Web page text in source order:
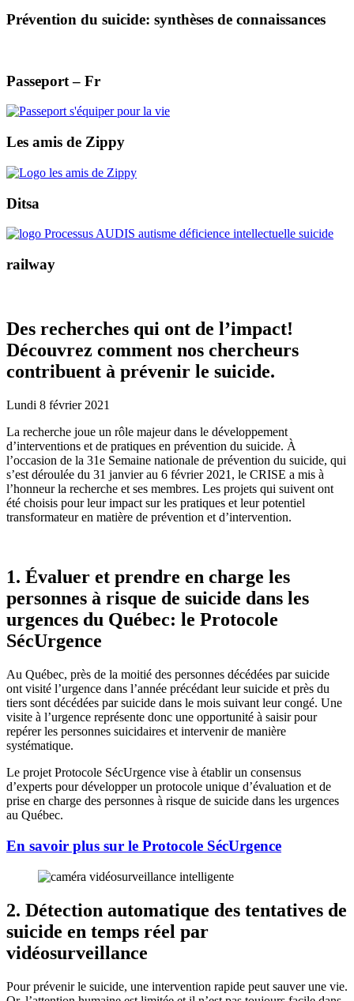
Prévention du suicide: synthèses de connaissances
Passeport – Fr
Les amis de Zippy
Ditsa
railway
Des recherches qui ont de l’impact!
Découvrez comment nos chercheurs
contribuent à prévenir le suicide.
Lundi 8 février 2021
La recherche joue un rôle majeur dans le développement
d’interventions et de pratiques en prévention du suicide. À
l’occasion de la 31e Semaine nationale de prévention du suicide, qui
s’est déroulée du 31 janvier au 6 février 2021, le CRISE a mis à
l’honneur la recherche et ses membres. Les projets qui suivent ont
été choisis pour leur impact sur les pratiques et leur potentiel
transformateur en matière de prévention et d’intervention.
1. Évaluer et prendre en charge les
personnes à risque de suicide dans les
urgences du Québec: le Protocole
SécUrgence
Au Québec, près de la moitié des personnes décédées par suicide
ont visité l’urgence dans l’année précédant leur suicide et près du
tiers sont décédées par suicide dans le mois suivant leur congé. Une
visite à l’urgence représente donc une opportunité à saisir pour
repérer les personnes suicidaires et intervenir de manière
systématique.
Le projet Protocole SécUrgence vise à établir un consensus
d’experts pour développer un protocole unique d’évaluation et de
prise en charge des personnes à risque de suicide dans les urgences
au Québec.
En savoir plus sur le Protocole SécUrgence
2. Détection automatique des tentatives de
suicide en temps réel par
vidéosurveillance
Pour prévenir le suicide, une intervention rapide peut sauver une vie.